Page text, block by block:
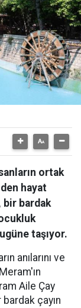
ortak
hayat
bir bardak
taşıyor.
anılarını ve
Aile Çay
çayın